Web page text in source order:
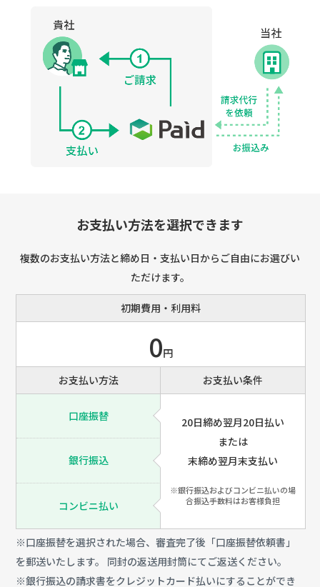
お支払い方法を選択できます
複数のお支払い方法と締め日・支払い日からご自由にお選びい
ただけます。
初期費用・利用料
お支払い方法 お支払い条件
0円
口座振替
銀行振込
コンビニ払い
20日締め翌月20日払い
または
末締め翌月末支払い
※銀行振込およびコンビニ払いの場
合振込手数料はお客様負担
※口座振替を選択された場合、審査完了後「口座振替依頼書」
を郵送いたします。 同封の返送用封筒にてご返送ください。
※銀行振込の請求書をクレジットカード払いにすることができ